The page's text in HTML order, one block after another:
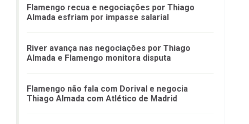
Flamengo recua e negociações por Thiago
Almada esfriam por impasse salarial
River avança nas negociações por Thiago
Almada e Flamengo monitora disputa
Flamengo não fala com Dorival e negocia
Thiago Almada com Atlético de Madrid